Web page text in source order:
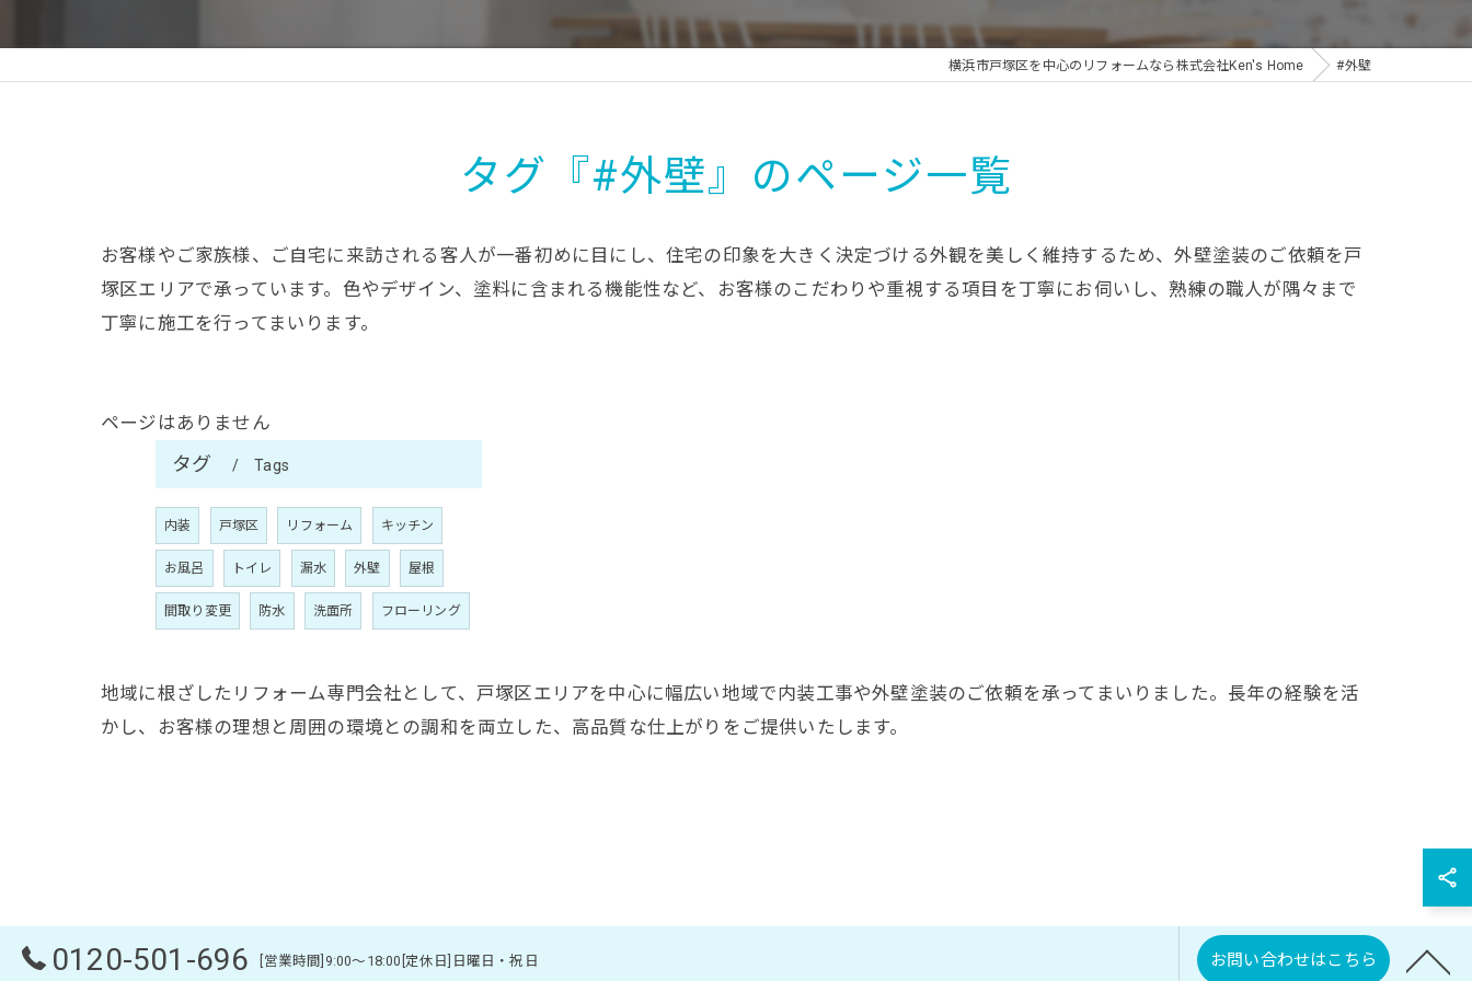
横浜市戸塚区を中心のリフォームなら株式会社Ken's Home #外壁
タグ『#外壁』のページ一覧
お客様やご家族様、ご自宅に来訪される客人が一番初めに目にし、住宅の印象を大きく決定づける外観を美しく維持するため、外壁塗装のご依頼を戸
塚区エリアで承っています。色やデザイン、塗料に含まれる機能性など、お客様のこだわりや重視する項目を丁寧にお伺いし、熟練の職人が隅々まで
丁寧に施工を行ってまいります。
ページはありません
タグ Tags
内装 戸塚区 リフォーム キッチン
お風呂 トイレ 漏水 外壁 屋根
間取り変更 防水 洗面所 フローリング
地域に根ざしたリフォーム専門会社として、戸塚区エリアを中心に幅広い地域で内装工事や外壁塗装のご依頼を承ってまいりました。長年の経験を活
かし、お客様の理想と周囲の環境との調和を両立した、高品質な仕上がりをご提供いたします。
0120-501-696 [営業時間]9:00～18:00[定休日]日曜日・祝日 お問い合わせはこちら